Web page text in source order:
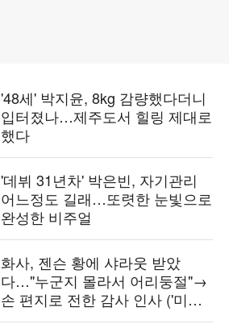
'48세' 박지윤, 8kg 감량했다더니
입터졌나…제주도서 힐링 제대로
했다
'데뷔 31년차' 박은빈, 자기관리
어느정도 길래…또렷한 눈빛으로
완성한 비주얼
화사, 젠슨 황에 샤라웃 받았
다…"누군지 몰라서 어리둥절"→
손 편지로 전한 감사 인사 ('미우
새')